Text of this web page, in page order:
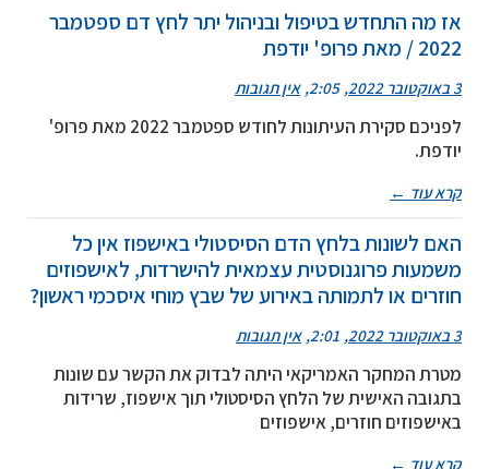
אז מה התחדש בטיפול ובניהול יתר לחץ דם ספטמבר
2022 / מאת פרופ' יודפת
3 באוקטובר 2022 2:05 אין תגובות
לפניכם סקירת העיתונות לחודש ספטמבר 2022 מאת פרופ'
יודפת.
קרא עוד ←
האם לשונות בלחץ הדם הסיסטולי באישפוז אין כל
משמעות פרוגנוסטית עצמאית להישרדות, לאישפוזים
חוזרים או לתמותה באירוע של שבץ מוחי איסכמי ראשון?
3 באוקטובר 2022 2:01 אין תגובות
מטרת המחקר האמריקאי היתה לבדוק את הקשר עם שונות
בתגובה האישית של הלחץ הסיסטולי תוך אישפוז, שרידות
באישפוזים חוזרים, אישפוזים
קרא עוד ←